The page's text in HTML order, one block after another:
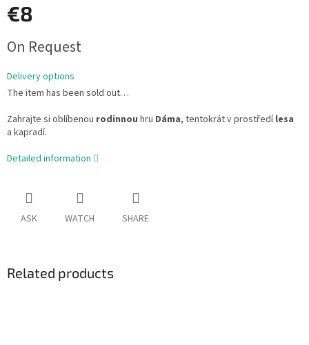
€8
price:
On Request
Delivery options
The item has been sold out…
Zahrajte si oblíbenou rodinnou hru Dáma, tentokrát v prostředílesa
a kapradí.
Detailed information
ASK WATCH SHARE
Related products